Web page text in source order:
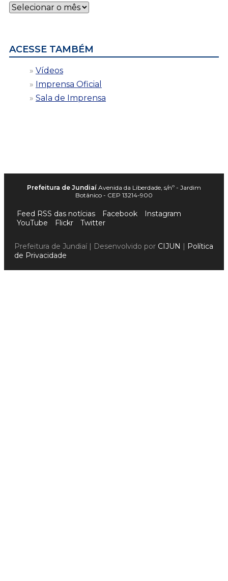
Notícias
por
ACESSE TAMBÉM
Vídeos
Imprensa Oficial
Sala de Imprensa
Prefeitura de Jundiaí Avenida da Liberdade, s/nº - Jardim
Botânico - CEP 13214-900
Feed RSS das notícias Facebook
Instagram
YouTube
Flickr Twitter
Prefeitura de Jundiaí | Desenvolvido por CIJUN | Política
de Privacidade